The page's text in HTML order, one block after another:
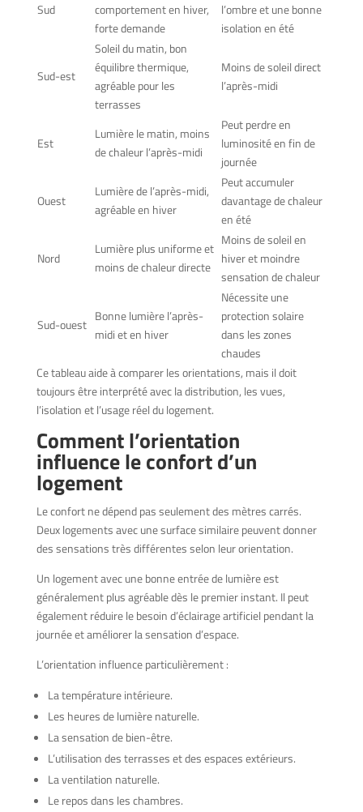
Sud
comportement en hiver,
forte demande
l’ombre et une bonne
isolation en été
Sud-est
Soleil du matin, bon
équilibre thermique,
agréable pour les
terrasses
Moins de soleil direct
l’après-midi
Est
Lumière le matin, moins
de chaleur l’après-midi
Peut perdre en
luminosité en fin de
journée
Ouest
Lumière de l’après-midi,
agréable en hiver
Peut accumuler
davantage de chaleur
en été
Nord
Lumière plus uniforme et
moins de chaleur directe
Moins de soleil en
hiver et moindre
sensation de chaleur
Sud-ouest
Bonne lumière l’après-
midi et en hiver
Nécessite une
protection solaire
dans les zones
chaudes
Ce tableau aide à comparer les orientations, mais il doit
toujours être interprété avec la distribution, les vues,
l’isolation et l’usage réel du logement.
Comment l’orientation
influence le confort d’un
logement
Le confort ne dépend pas seulement des mètres carrés.
Deux logements avec une surface similaire peuvent donner
des sensations très différentes selon leur orientation.
Un logement avec une bonne entrée de lumière est
généralement plus agréable dès le premier instant. Il peut
également réduire le besoin d’éclairage artificiel pendant la
journée et améliorer la sensation d’espace.
L’orientation influence particulièrement :
La température intérieure.
Les heures de lumière naturelle.
La sensation de bien-être.
L’utilisation des terrasses et des espaces extérieurs.
La ventilation naturelle.
Le repos dans les chambres.